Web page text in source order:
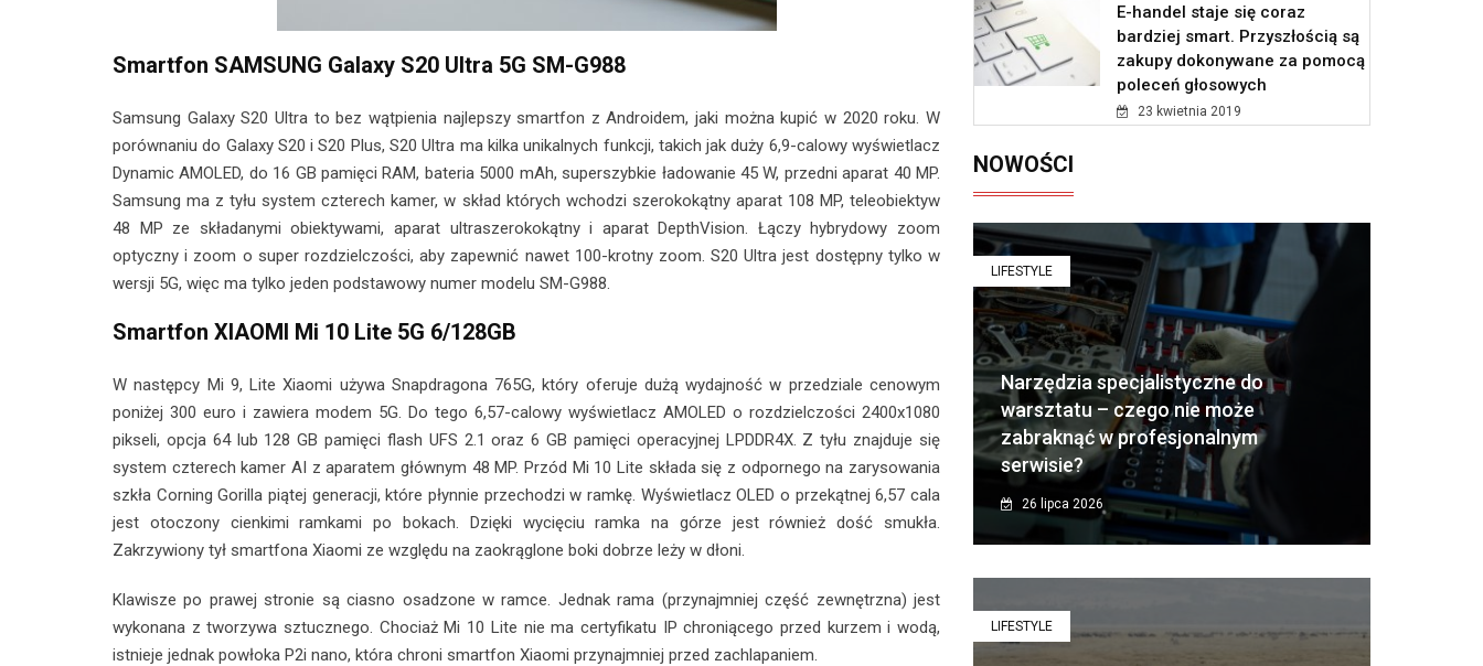
Smartfon SAMSUNG Galaxy S20 Ultra 5G SM-G988
Samsung Galaxy S20 Ultra to bez wątpienia najlepszy smartfon z Androidem, jaki można kupić w 2020 roku. W
porównaniu do Galaxy S20 i S20 Plus, S20 Ultra ma kilka unikalnych funkcji, takich jak duży 6,9-calowy wyświetlacz
Dynamic AMOLED, do 16 GB pamięci RAM, bateria 5000 mAh, superszybkie ładowanie 45 W, przedni aparat 40 MP.
Samsung ma z tyłu system czterech kamer, w skład których wchodzi szerokokątny aparat 108 MP, teleobiektyw
48 MP ze składanymi obiektywami, aparat ultraszerokokątny i aparat DepthVision. Łączy hybrydowy zoom
optyczny i zoom o super rozdzielczości, aby zapewnić nawet 100-krotny zoom. S20 Ultra jest dostępny tylko w
wersji 5G, więc ma tylko jeden podstawowy numer modelu SM-G988.
Smartfon XIAOMI Mi 10 Lite 5G 6/128GB
W następcy Mi 9, Lite Xiaomi używa Snapdragona 765G, który oferuje dużą wydajność w przedziale cenowym
poniżej 300 euro i zawiera modem 5G. Do tego 6,57-calowy wyświetlacz AMOLED o rozdzielczości 2400x1080
pikseli, opcja 64 lub 128 GB pamięci flash UFS 2.1 oraz 6 GB pamięci operacyjnej LPDDR4X. Z tyłu znajduje się
system czterech kamer AI z aparatem głównym 48 MP. Przód Mi 10 Lite składa się z odpornego na zarysowania
szkła Corning Gorilla piątej generacji, które płynnie przechodzi w ramkę. Wyświetlacz OLED o przekątnej 6,57 cala
jest otoczony cienkimi ramkami po bokach. Dzięki wycięciu ramka na górze jest również dość smukła.
Zakrzywiony tył smartfona Xiaomi ze względu na zaokrąglone boki dobrze leży w dłoni.
Klawisze po prawej stronie są ciasno osadzone w ramce. Jednak rama (przynajmniej część zewnętrzna) jest
wykonana z tworzywa sztucznego. Chociaż Mi 10 Lite nie ma certyfikatu IP chroniącego przed kurzem i wodą,
istnieje jednak powłoka P2i nano, która chroni smartfon Xiaomi przynajmniej przed zachlapaniem.
E-handel staje się coraz
bardziej smart. Przyszłością są
zakupy dokonywane za pomocą
poleceń głosowych
23 kwietnia 2019
NOWOŚCI
LIFESTYLE
Narzędzia specjalistyczne do
warsztatu – czego nie może
zabraknąć w profesjonalnym
serwisie?
26 lipca 2026
LIFESTYLE